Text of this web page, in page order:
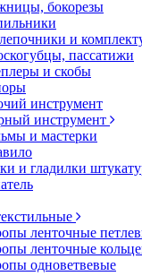
бокорезы
и
пассатижи
и скобы
инструмент
инструмент
и мастерки
и гладилки
ленточные
ленточные
одноветвевые